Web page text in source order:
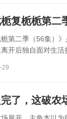
栀复栀栀第
栀第二季（56集）
开后独自面对生
29
完了，这破